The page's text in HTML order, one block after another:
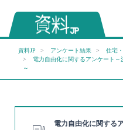
資料JP アンケート結果
住宅
電力自由化に関するアンケート～
～
電力自由化に関する